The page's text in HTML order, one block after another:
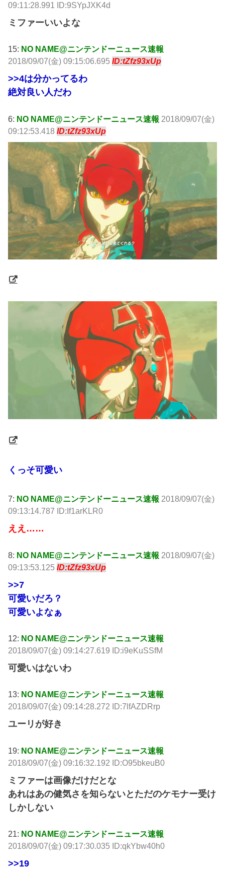
09:11:28.991 ID:9SYpJXK4d
ミファーいいよな
15: NO NAME@ニンテンドーニュース速報
2018/09/07(金) 09:15:06.695ID:tZfz93xUp
>>4は分かってるわ
絶対良い人だわ
6: NO NAME@ニンテンドーニュース速報 2018/09/07(金)
09:12:53.418ID:tZfz93xUp
くっそ可愛い
7: NO NAME@ニンテンドーニュース速報 2018/09/07(金)
09:13:14.787 ID:If1arKLR0
ええ……
8: NO NAME@ニンテンドーニュース速報 2018/09/07(金)
09:13:53.125ID:tZfz93xUp
>>7
可愛いだろ？
可愛いよなぁ
12: NO NAME@ニンテンドーニュース速報
2018/09/07(金) 09:14:27.619 ID:i9eKuSSfM
可愛いはないわ
13: NO NAME@ニンテンドーニュース速報
2018/09/07(金) 09:14:28.272 ID:7lfAZDRrp
ユーリが好き
19: NO NAME@ニンテンドーニュース速報
2018/09/07(金) 09:16:32.192 ID:O95bkeuB0
ミファーは画像だけだとな
あれはあの健気さを知らないとただのケモナー受け
しかしない
21: NO NAME@ニンテンドーニュース速報
2018/09/07(金) 09:17:30.035 ID:qkYbw40h0
>>19